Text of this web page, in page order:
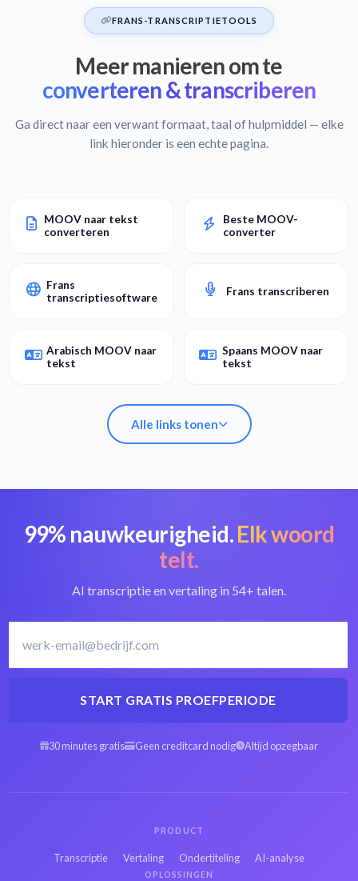
FRANS-TRANSCRIPTIETOOLS
Meer manieren om te
converteren & transcriberen
Ga direct naar een verwant formaat, taal of hulpmiddel — elke
link hieronder is een echte pagina.
MOOV naar tekst
converteren
Beste MOOV-
converter
Frans
transcriptiesoftware
Frans transcriberen
Arabisch MOOV naar
tekst
Spaans MOOV naar
tekst
Alle links tonen
MOOV naar tekst
converteren
Beste MOOV-
converter
Frans
tekst
tekst
99% nauwkeurigheid.Elk woord
telt.
AI transcriptie en vertaling in 54+ talen.
START GRATIS PROEFPERIODE
30 minutes gratis Geen creditcard nodig Altijd opzegbaar
PRODUCT
Transcriptie Vertaling Ondertiteling AI-analyse
OPLOSSINGEN